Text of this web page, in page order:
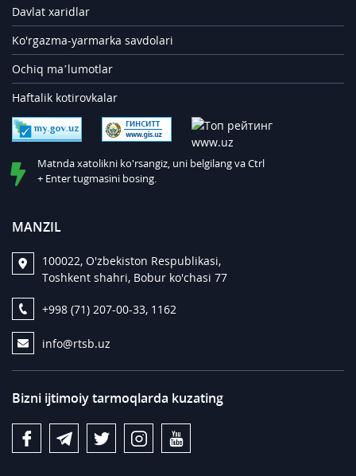
Davlat xaridlar
Ko'rgazma-yarmarka savdolari
Ochiq ma’lumotlar
Haftalik kotirovkalar
Matnda xatolikni ko'rsangiz, uni belgilang va Ctrl
+ Enter tugmasini bosing.
MANZIL
100022, O'zbekiston Respublikasi,
Toshkent shahri, Bobur ko'chasi 77
+998 (71) 207-00-33, 1162
info@rtsb.uz
Bizni ijtimoiy tarmoqlarda kuzating